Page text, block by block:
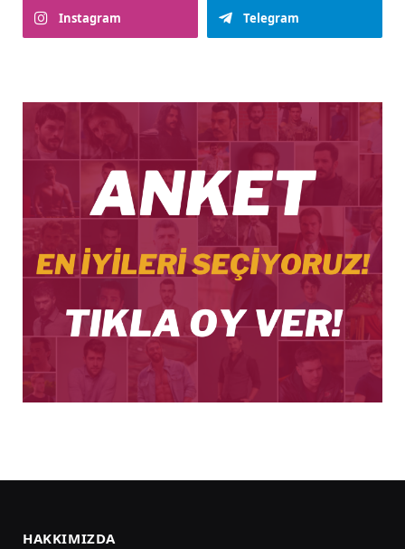
Instagram Telegram
HAKKIMIZDA